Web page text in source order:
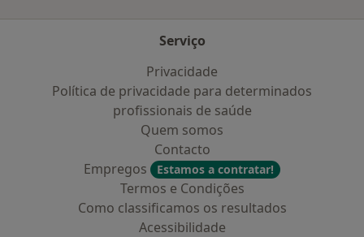
Serviço
Privacidade
Política de privacidade para determinados
profissionais de saúde
Quem somos
Contacto
Empregos
Estamos a contratar!
Termos e Condições
Como classificamos os resultados
Acessibilidade